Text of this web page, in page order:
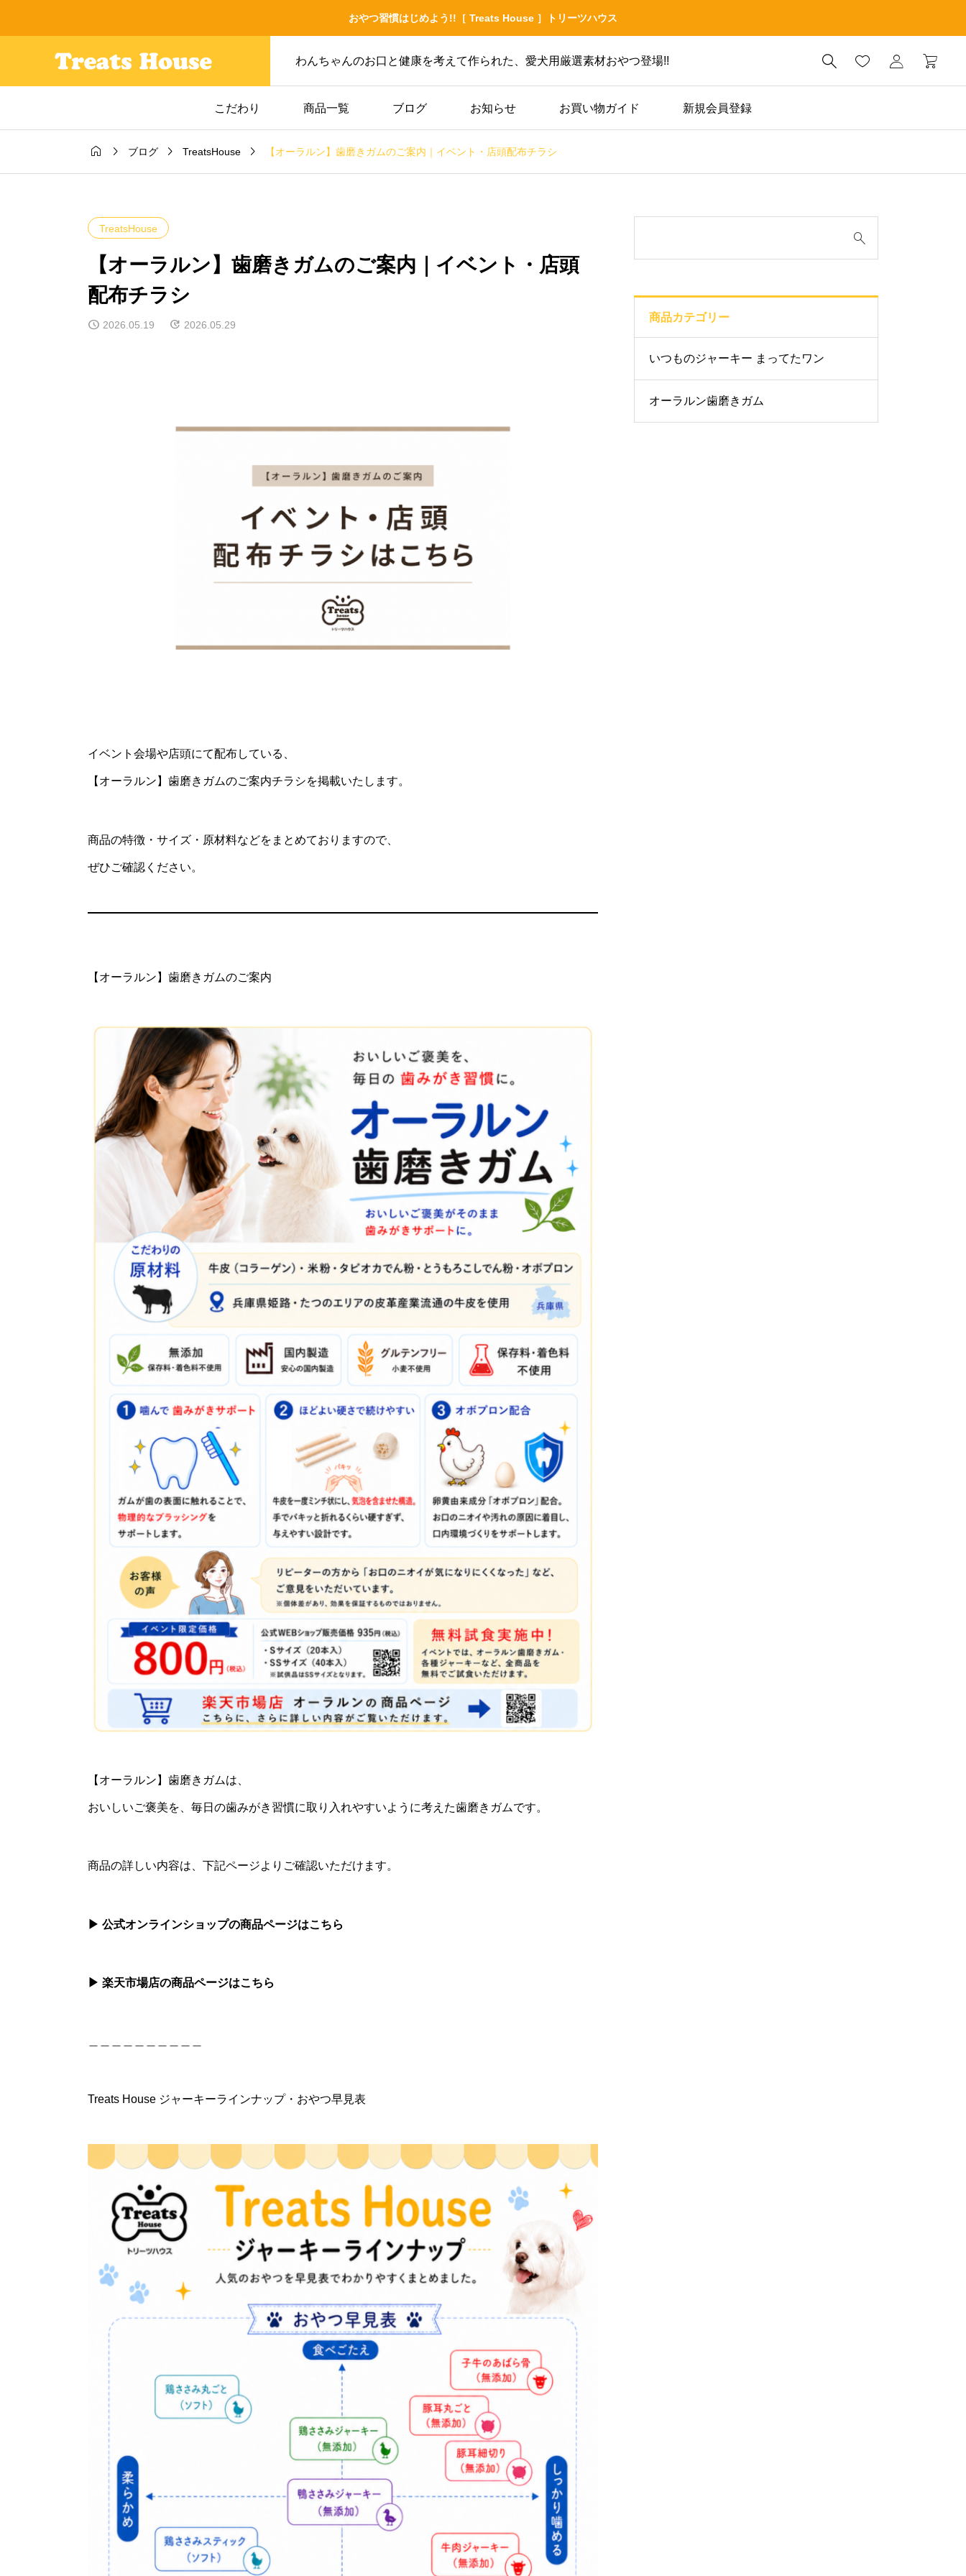
おやつ習慣はじめよう!!［ Treats House ］トリーツハウス
わんちゃんのお口と健康を考えて作られた、愛犬用厳選素材おやつ登場!! 
こだわり 商品一覧 ブログ お知らせ お買い物ガイド 新規会員登録
イベント情報
ット｜初めての場所と、
イベント情報 TreatsHouse
  ブログ  TreatsHouse  【オーラルン】歯磨きガムのご案内｜イベント・店頭配布チラシ
TreatsHouse
【オーラルン】歯磨きガムのご案内｜イベント・店頭
配布チラシ
2026.05.19 2026.05.29
イベント会場や店頭にて配布している、
【オーラルン】歯磨きガムのご案内チラシを掲載いたします。
商品の特徴・サイズ・原材料などをまとめておりますので、
ぜひご確認ください。
【オーラルン】歯磨きガムのご案内
【オーラルン】歯磨きガムは、
おいしいご褒美を、毎日の歯みがき習慣に取り入れやすいように考えた歯磨きガムです。
商品の詳しい内容は、下記ページよりご確認いただけます。
▶ 公式オンラインショップの商品ページはこちら
▶ 楽天市場店の商品ページはこちら
Treats House ジャーキーラインナップ・おやつ早見表
商品カテゴリー
いつものジャーキー まってたワン
オーラルン歯磨きガム